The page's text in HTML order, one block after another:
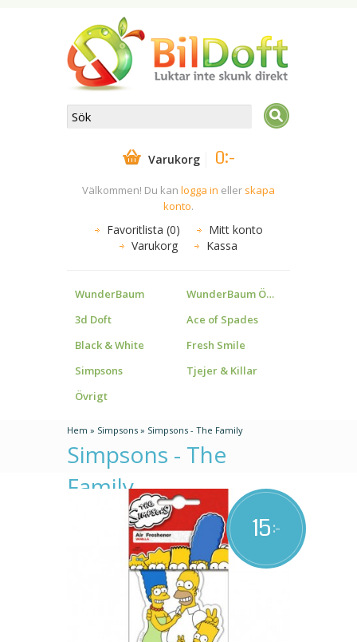
Varukorg 0:-
Välkommen! Du kan logga in eller skapa
konto.
Favoritlista (0)
Mitt konto
Varukorg
Kassa
WunderBaum
WunderBaum Övrigt
3d Doft
Ace of Spades
Black & White
Fresh Smile
Simpsons
Tjejer & Killar
Övrigt
Hem » Simpsons » Simpsons - The Family
Simpsons - The
Family
15:-